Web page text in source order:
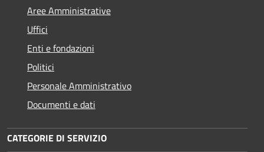
Aree Amministrative
Uffici
Enti e fondazioni
Politici
Personale Amministrativo
Documenti e dati
CATEGORIE DI SERVIZIO